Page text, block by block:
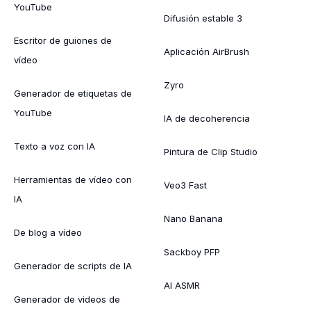
YouTube
Escritor de guiones de
vídeo
Generador de etiquetas de
YouTube
Texto a voz con IA
Herramientas de vídeo con
IA
De blog a vídeo
Generador de scripts de IA
Generador de videos de
Difusión estable 3
Aplicación AirBrush
Zyro
IA de decoherencia
Pintura de Clip Studio
Veo3 Fast
Nano Banana
Sackboy PFP
AI ASMR